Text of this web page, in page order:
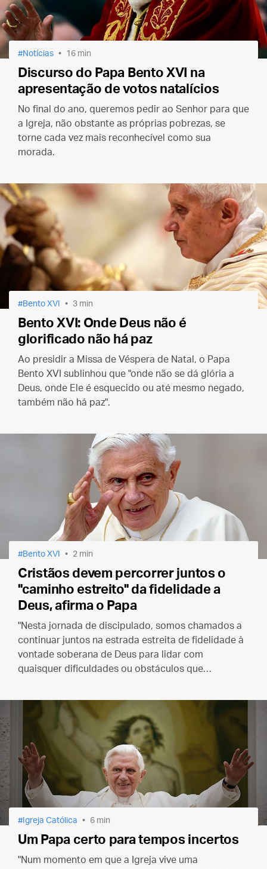
Notícias 16 min
Discurso do Papa Bento XVI na
apresentação de votos natalícios
No final do ano, queremos pedir ao Senhor para que
a Igreja, não obstante as próprias pobrezas, se
torne cada vez mais reconhecível como sua
morada.
Bento XVI 3 min
Bento XVI: Onde Deus não é
glorificado não há paz
Ao presidir a Missa de Véspera de Natal, o Papa
Bento XVI sublinhou que "onde não se dá glória a
Deus, onde Ele é esquecido ou até mesmo negado,
também não há paz".
Bento XVI 2 min
Cristãos devem percorrer juntos o
"caminho estreito" da fidelidade a
Deus, afirma o Papa
"Nesta jornada de discipulado, somos chamados a
continuar juntos na estrada estreita de fidelidade à
vontade soberana de Deus para lidar com
quaisquer dificuldades ou obstáculos que
Igreja Católica 6 min
Um Papa certo para tempos incertos
"Num momento em que a Igreja vive uma